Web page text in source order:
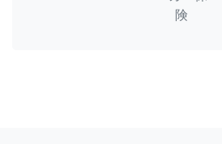
険